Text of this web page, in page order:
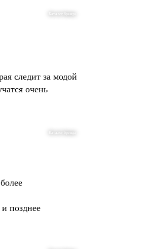
Каталог бренда
следит за модой
очень
Каталог бренда
позднее